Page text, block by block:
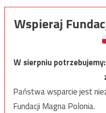
Wspieraj
W sierpniu potrzebujemy:
Państwa wsparcie jest
Fundacji Magna Polonia.